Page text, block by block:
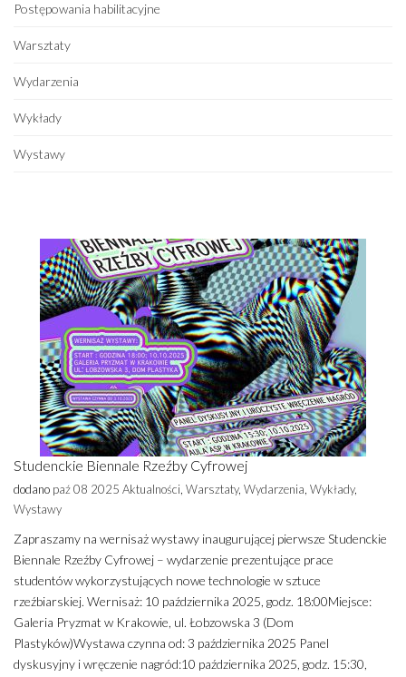
Postępowania habilitacyjne
Warsztaty
Wydarzenia
Wykłady
Wystawy
Studenckie Biennale Rzeźby Cyfrowej
dodano paź 08 2025 Aktualności Warsztaty, Wydarzenia Wykłady,
Wystawy
Zapraszamy na wernisaż wystawy inaugurującej pierwsze Studenckie
Biennale Rzeźby Cyfrowej – wydarzenie prezentujące prace
studentów wykorzystujących nowe technologie w sztuce
rzeźbiarskiej. Wernisaż: 10 października 2025, godz. 18:00Miejsce:
Galeria Pryzmat w Krakowie, ul. Łobzowska 3 (Dom
Plastyków)Wystawa czynna od: 3 października 2025 Panel
dyskusyjny i wręczenie nagród:10 października 2025, godz. 15:30,